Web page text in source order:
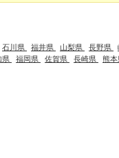
石川県 福井県 山梨県 長野県
県 福岡県 佐賀県 長崎県 熊本